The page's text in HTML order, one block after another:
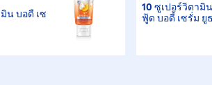
น บอดี้ เซ
10 ซูเปอร์วิตามิ
ฟู้ด บอดี้ เซรั่ม ยู